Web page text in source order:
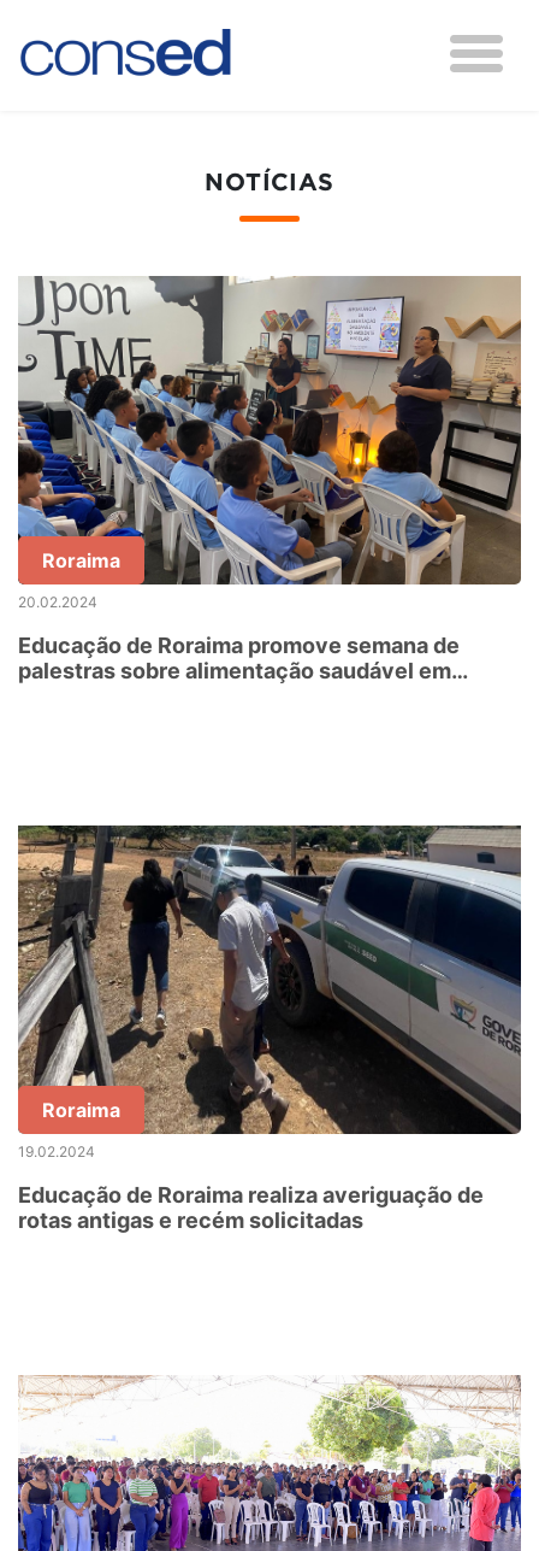
NOTÍCIAS
Roraima
20.02.2024
Educação de Roraima promove semana de
palestras sobre alimentação saudável em
Roraima
19.02.2024
Educação de Roraima realiza averiguação de
rotas antigas e recém solicitadas